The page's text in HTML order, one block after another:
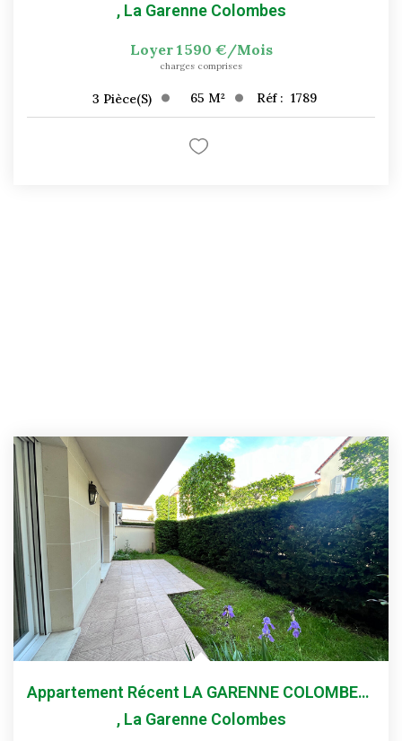
, La Garenne Colombes
Loyer 1 590 €/mois
charges comprises
3 Pièce(s) 65 M² Réf : 1789
Appartement Récent LA GARENNE COLOMBES - 4 Pièces - 90 M2
, La Garenne Colombes